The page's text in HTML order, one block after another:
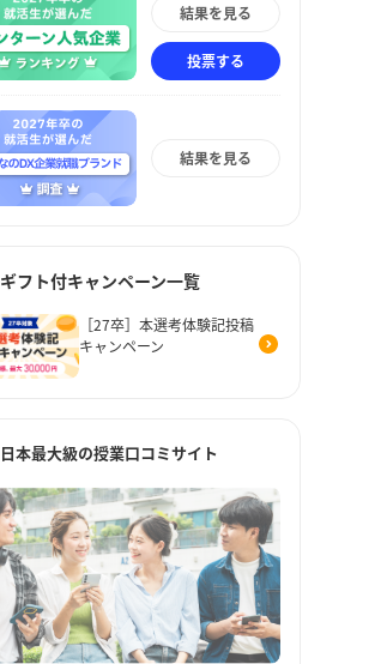
結果を見る
投票する
結果を見る
ギフト付キャンペーン一覧
［27卒］本選考体験記投稿
キャンペーン
日本最大級の授業口コミサイト